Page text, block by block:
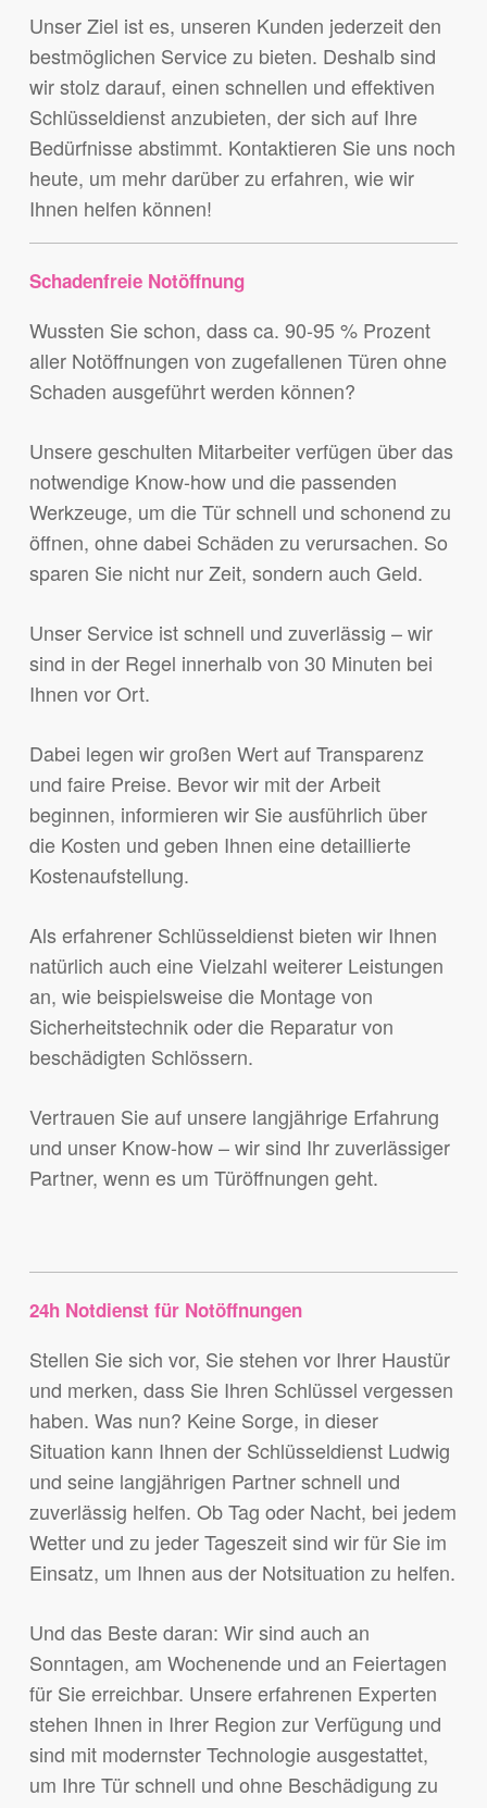
Unser Ziel ist es, unseren Kunden jederzeit den
bestmöglichen Service zu bieten. Deshalb sind
wir stolz darauf, einen schnellen und effektiven
Schlüsseldienst anzubieten, der sich auf Ihre
Bedürfnisse abstimmt. Kontaktieren Sie uns noch
heute, um mehr darüber zu erfahren, wie wir
Ihnen helfen können!
Schadenfreie Notöffnung
Wussten Sie schon, dass ca. 90-95 % Prozent
aller Notöffnungen von zugefallenen Türen ohne
Schaden ausgeführt werden können?
Unsere geschulten Mitarbeiter verfügen über das
notwendige Know-how und die passenden
Werkzeuge, um die Tür schnell und schonend zu
öffnen, ohne dabei Schäden zu verursachen. So
sparen Sie nicht nur Zeit, sondern auch Geld.
Unser Service ist schnell und zuverlässig – wir
sind in der Regel innerhalb von 30 Minuten bei
Ihnen vor Ort.
Dabei legen wir großen Wert auf Transparenz
und faire Preise. Bevor wir mit der Arbeit
beginnen, informieren wir Sie ausführlich über
die Kosten und geben Ihnen eine detaillierte
Kostenaufstellung.
Als erfahrener Schlüsseldienst bieten wir Ihnen
natürlich auch eine Vielzahl weiterer Leistungen
an, wie beispielsweise die Montage von
Sicherheitstechnik oder die Reparatur von
beschädigten Schlössern.
Vertrauen Sie auf unsere langjährige Erfahrung
und unser Know-how – wir sind Ihr zuverlässiger
Partner, wenn es um Türöffnungen geht.
24h Notdienst für Notöffnungen
Stellen Sie sich vor, Sie stehen vor Ihrer Haustür
und merken, dass Sie Ihren Schlüssel vergessen
haben. Was nun? Keine Sorge, in dieser
Situation kann Ihnen der Schlüsseldienst Ludwig
und seine langjährigen Partner schnell und
zuverlässig helfen. Ob Tag oder Nacht, bei jedem
Wetter und zu jeder Tageszeit sind wir für Sie im
Einsatz, um Ihnen aus der Notsituation zu helfen.
Und das Beste daran: Wir sind auch an
Sonntagen, am Wochenende und an Feiertagen
für Sie erreichbar. Unsere erfahrenen Experten
stehen Ihnen in Ihrer Region zur Verfügung und
sind mit modernster Technologie ausgestattet,
um Ihre Tür schnell und ohne Beschädigung zu